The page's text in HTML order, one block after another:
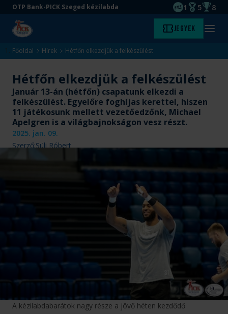
Ugrás
tartalomra
Ugrás
aljára
OTP Bank-PICK Szeged kézilabda
EHF
1
Magyar
5 8
Kezdőlap Jegyek Menü
Főoldal Hírek Hétfőn elkezdjük a felkészülést
Hétfőn elkezdjük a felkészülést
Január 13-án (hétfőn) csapatunk elkezdi a
felkészülést. Egyelőre foghíjas kerettel, hiszen
11 játékosunk mellett vezetőedzőnk, Michael
Apelgren is a világbajnokságon vesz részt.
2025. jan. 09.
Szerző:Süli Róbert
A kézilabdabarátok nagy része a jövő héten kezdődő